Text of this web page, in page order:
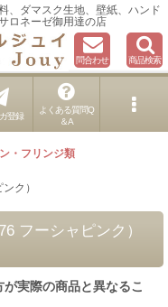
、ダマスク生地、壁紙、ハンド
ロネーゼ御用達の店
問合わせ 商品検索
登録
よくある質問Q
＆A
・フリンジ類
ク）
フーシャピンク）
実際の商品と異なるこ